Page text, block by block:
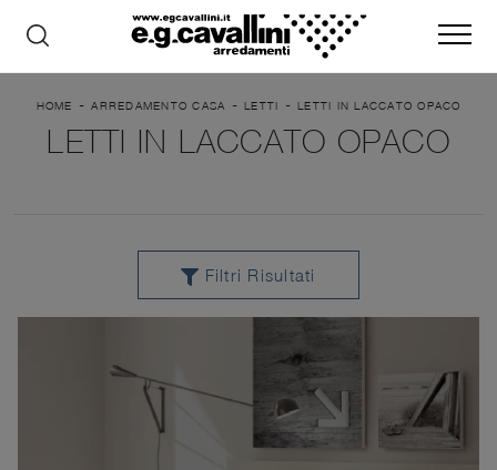
HOME -ARREDAMENTO CASA - LETTI - LETTI IN LACCATO OPACO
LETTI IN LACCATO OPACO
Filtri Risultati